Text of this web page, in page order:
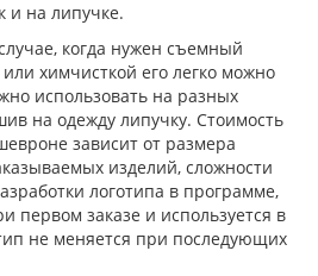
на липучке.
когда нужен съемный
химчисткой его легко можно
использовать на разных
на одежду липучку. Стоимость
зависит от размера
изделий, сложности
логотипа в программе,
первом заказе и используется в
не меняется при последующих